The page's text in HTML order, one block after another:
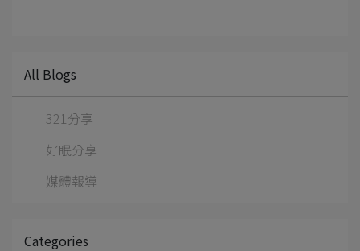
All Blogs
321分享
好眠分享
媒體報導
Categories